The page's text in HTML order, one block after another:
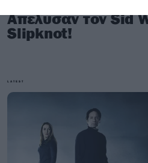
Απέλυσαν τον Sid
Slipknot!
LATEST